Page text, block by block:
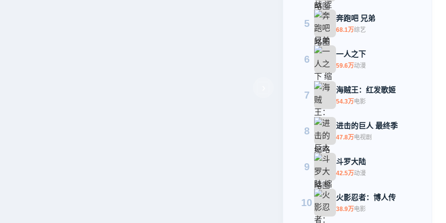
5 奔跑吧 兄弟
68.1万综艺
6 一人之下
59.6万动漫
7 海贼王：红发歌姬
54.3万电影
8 进击的巨人 最终季
47.8万电视剧
9 斗罗大陆
42.5万动漫
10 火影忍者：博人传
38.9万电影